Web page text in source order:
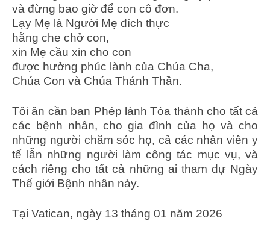
và đừng bao giờ để con cô đơn.
Lạy Mẹ là Người Mẹ đích thực
hằng che chở con,
xin Mẹ cầu xin cho con
được hưởng phúc lành của Chúa Cha,
Chúa Con và Chúa Thánh Thần.
Tôi ân cần ban Phép lành Tòa thánh cho tất cả
các bệnh nhân, cho gia đình của họ và cho
những người chăm sóc họ, cả các nhân viên y
tế lẫn những người làm công tác mục vụ, và
cách riêng cho tất cả những ai tham dự Ngày
Thế giới Bệnh nhân này.
Tại Vatican, ngày 13 tháng 01 năm 2026